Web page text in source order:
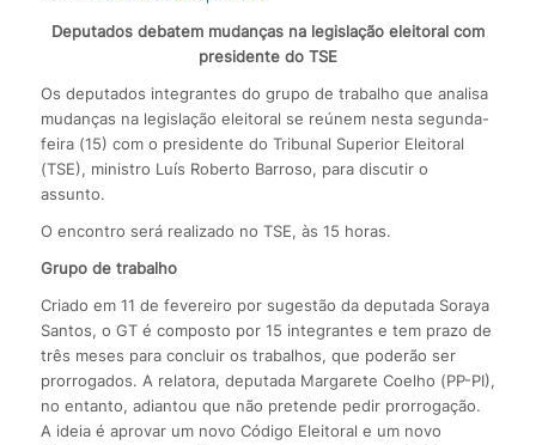
Deputados debatem mudanças na legislação eleitoral com
presidente do TSE
Os deputados integrantes do grupo de trabalho que analisa
mudanças na legislação eleitoral se reúnem nesta segunda-
feira (15) com o presidente do Tribunal Superior Eleitoral
(TSE), ministro Luís Roberto Barroso, para discutir o
assunto.
O encontro será realizado no TSE, às 15 horas.
Grupo de trabalho
Criado em 11 de fevereiro por sugestão da deputada Soraya
Santos, o GT é composto por 15 integrantes e tem prazo de
três meses para concluir os trabalhos, que poderão ser
prorrogados. A relatora, deputada Margarete Coelho (PP-PI),
no entanto, adiantou que não pretende pedir prorrogação.
A ideia é aprovar um novo Código Eleitoral e um novo